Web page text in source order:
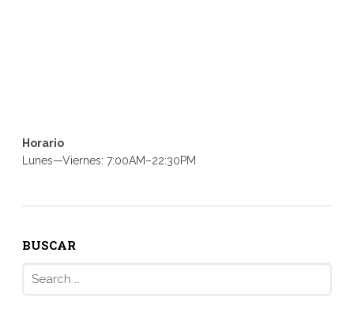
Horario
Lunes—Viernes: 7:00AM–22:30PM
BUSCAR
for: